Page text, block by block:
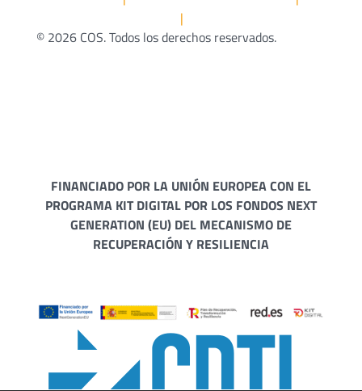
|
© 2026 COS. Todos los derechos reservados.
FINANCIADO POR LA UNIÓN EUROPEA CON EL
PROGRAMA KIT DIGITAL POR LOS FONDOS NEXT
GENERATION (EU) DEL MECANISMO DE
RECUPERACIÓN Y RESILIENCIA